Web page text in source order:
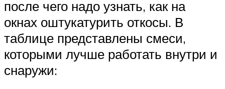
после чего надо узнать, как на
окнах оштукатурить откосы. В
таблице представлены смеси,
которыми лучше работать внутри и
снаружи: